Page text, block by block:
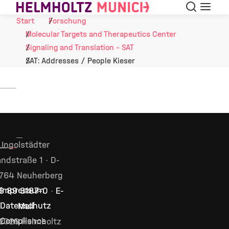
Skip to Content Suche
Start
Forschung
Molecular Targets and Therapeutics Center
Signaling and Translation - SAT
SAT: Addresses / People Kieser
Impressum
Datenschutz
Compliance
Ingolstädter
1 · D-
Neuherberg
89 3187–0 · E-
Mail
Helmholtz